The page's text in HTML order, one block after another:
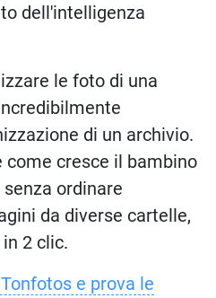
dell'intelligenza
le foto di una
di un archivio.
come cresce il bambino
ordinare
da diverse cartelle,
2 clic.
e prova le